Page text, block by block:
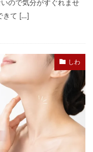
ので気分がすぐれませ
きて […]
しわ